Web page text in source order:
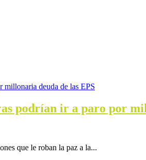
podrían ir a paro por
que le roban la paz a la...